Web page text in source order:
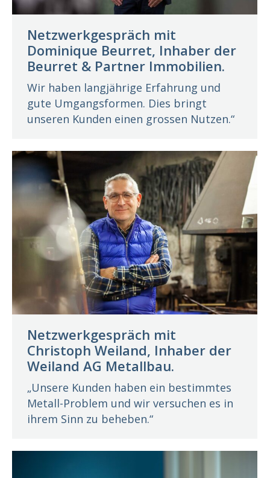
Netzwerkgespräch mit
Dominique Beurret, Inhaber der
Beurret & Partner Immobilien.
Wir haben langjährige Erfahrung und
gute Umgangsformen. Dies bringt
unseren Kunden einen grossen Nutzen.“
Netzwerkgespräch mit
Christoph Weiland, Inhaber der
Weiland AG Metallbau.
„Unsere Kunden haben ein bestimmtes
Metall-Problem und wir versuchen es in
ihrem Sinn zu beheben.“